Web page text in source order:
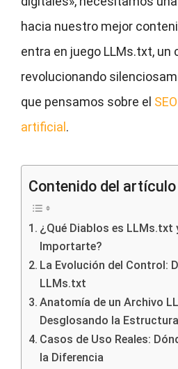
hacia nuestro mejor
entra en juego LLMs.txt, un
revolucionando
que pensamos sobre el
artificial .
Contenido del artículo
¿Qué Diablos es LLMs.txt
Importarte?
La Evolución del Control:
LLMs.txt
Anatomía de un Archivo
Desglosando la Estructura
Casos de Uso Reales:
la Diferencia